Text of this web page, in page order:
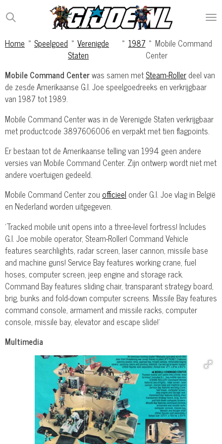
Ga
direct
de
Home » Speelgoed » Verenigde
Staten
» 1987 » Mobile Command
Center
Mobile Command Centerwas samen metSteam-Rollerdeel van
de zesde Amerikaanse G.I. Joe speelgoedreeks en verkrijgbaar
van 1987 tot 1989.
Mobile Command Center was in de Verenigde Staten verkrijgbaar
met productcode 3897606006 en verpakt met tien flagpoints.
Er bestaan tot de Amerikaanse telling van 1994 geen andere
versies van Mobile Command Center. Zijn ontwerp wordt niet met
andere voertuigen gedeeld.
Mobile Command Center zou officieel onder G.I. Joe vlag in België
en Nederland worden uitgegeven.
'Tracked mobile unit opens into a three-level fortress! Includes
G.I. Joe mobile operator, Steam-Roller! Command Vehicle
features searchlights, radar screen, laser cannon, missile base
and machine guns! Service Bay features working crane, fuel
hoses, computer screen, jeep engine and storage rack.
Command Bay features sliding chair, transparant strategy board,
brig, bunks and fold-down computer screens. Missile Bay features
command console, armament and missile racks, computer
console, missile bay, elevator and escape slide!'
Multimedia